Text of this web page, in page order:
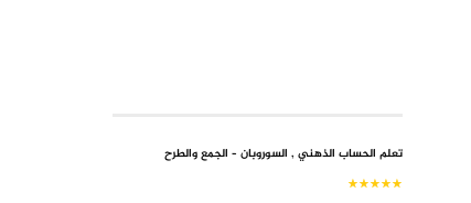
تعلم الحساب الذهني , السوروبان – الجمع والطرح